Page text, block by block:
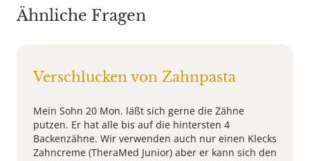
Ähnliche Fragen
Verschlucken von Zahnpasta
Mein Sohn 20 Mon. läßt sich gerne die Zähne
putzen. Er hat alle bis auf die hintersten 4
Backenzähne. Wir verwenden auch nur einen Klecks
Zahncreme (TheraMed Junior) aber er kann sich den